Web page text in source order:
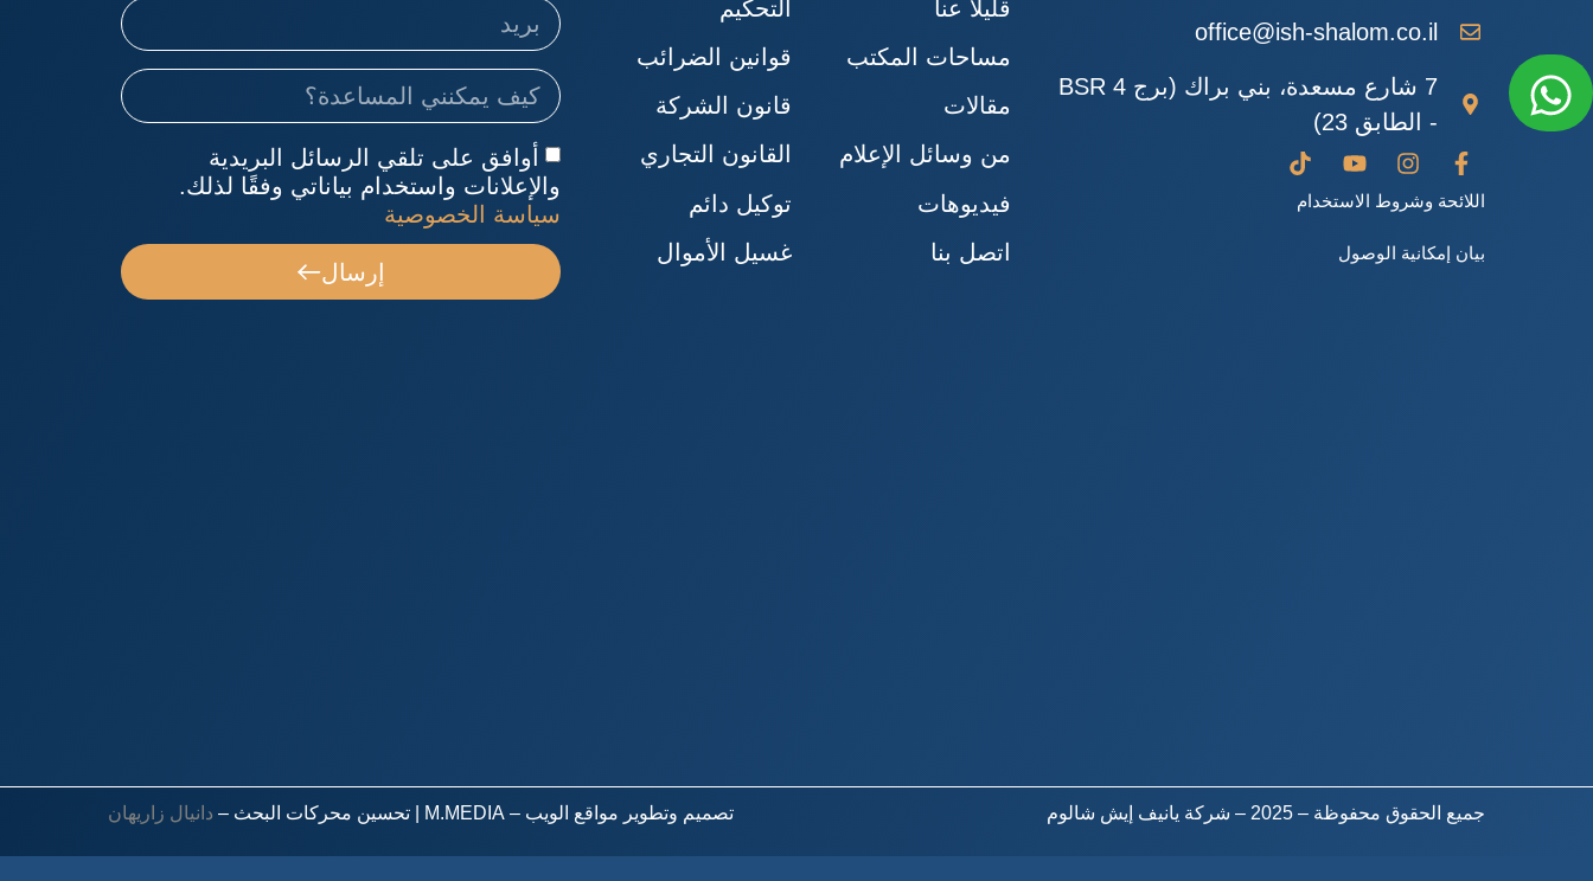
office@ish-shalom.co.il
7 شارع مسعدة، بني براك (برج BSR 4
- الطابق 23)
اللائحة وشروط الاستخدام
بيان إمكانية الوصول
قليلا عنا
مساحات المكتب
مقالات
من وسائل الإعلام
فيديوهات
اتصل بنا
التحكيم
قوانين الضرائب
قانون الشركة
القانون التجاري
توكيل دائم
غسيل الأموال
أوافق على تلقي الرسائل البريدية
والإعلانات واستخدام بياناتي وفقًا لذلك.
سياسة الخصوصية
إرسال
جميع الحقوق محفوظة – 2025 – شركة يانيف إيش شالوم تصميم وتطوير مواقع الويب – M.MEDIA | تحسين محركات البحث – دانيال زاريهان